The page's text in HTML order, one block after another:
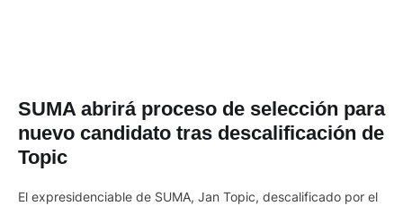
SUMA abrirá proceso de selección para
nuevo candidato tras descalificación de
Topic
El expresidenciable de SUMA, Jan Topic, descalificado por el